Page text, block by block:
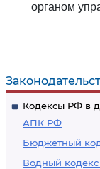
Кодексы РФ в
АПК РФ
Бюджетный
Водный
органом